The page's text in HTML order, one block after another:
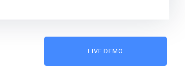
LIVE DEMO